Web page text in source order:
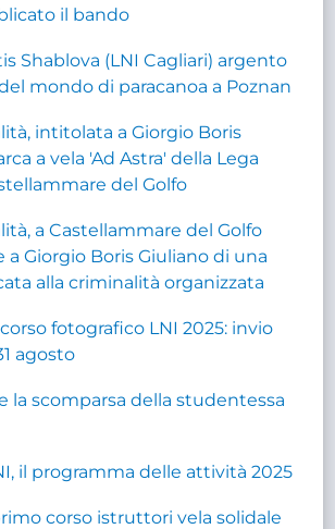
il bando
Shablova (LNI Cagliari) argento
mondo di paracanoa a Poznan
intitolata a Giorgio Boris
a vela 'Ad Astra' della Lega
del Golfo
a Castellammare del Golfo
a Giorgio Boris Giuliano di una
alla criminalità organizzata
fotografico LNI 2025: invio
agosto
la scomparsa della studentessa
il programma delle attività 2025
corso istruttori vela solidale